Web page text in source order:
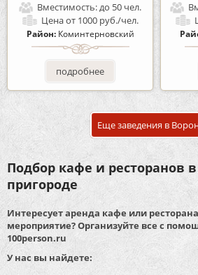
Вместимость:до 50 чел.
Ценаот 1000 руб./чел.
Район: Коминтерновский
подробнее
Еще заведения в
Подбор кафе и ресторанов
пригороде
Интересует аренда кафе или
мероприятие? Организуйте все с
100person.ru
У нас вы найдете: